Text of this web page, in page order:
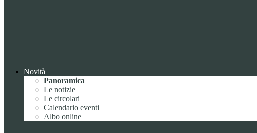
Novità
Panoramica
Le notizie
Le circolari
Calendario eventi
Albo online